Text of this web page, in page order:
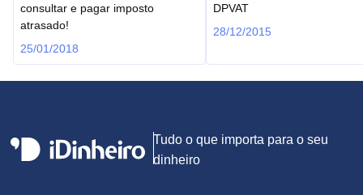
consultar e pagar imposto
atrasado!
25/01/2018
DPVAT
28/12/2015
Tudo o que importa para o seu
dinheiro